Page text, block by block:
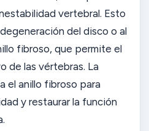
vertebral. Esto
del disco o al
fibroso, que permite el
de las vértebras. La
el anillo fibroso para
y restaurar la función